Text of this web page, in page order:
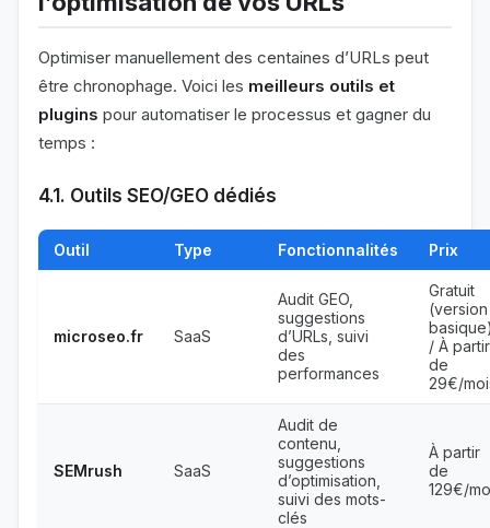
Optimiser manuellement des centaines d’URLs peut
être chronophage. Voici les meilleurs outils et
plugins pour automatiser le processus et gagner du
temps :
4.1. Outils SEO/GEO dédiés
Outil Type Fonctionnalités Prix
microseo.fr SaaS
Audit GEO,
suggestions
d’URLs, suivi
des
performances
Gratuit
(version
/ À partir
de
29€/
SEMrush SaaS
Audit de
contenu,
suggestions
d’optimisation,
suivi des mots-
clés
À partir
de
129€/